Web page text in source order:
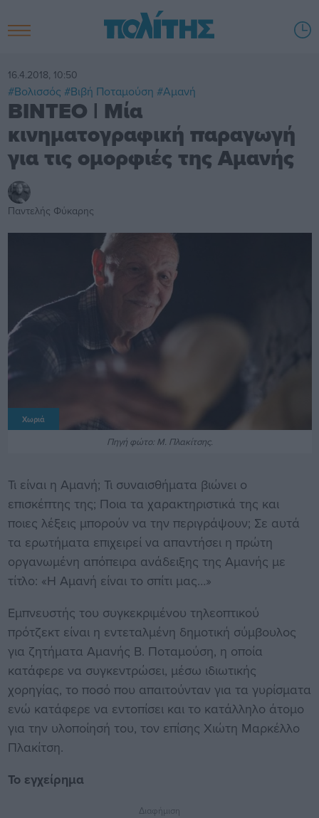
16.4.2018, 10:50
#Βολισσός #Βιβή Ποταμούση #Αμανή
ΒΙΝΤΕΟ | Μία
κινηματογραφική παραγωγή
για τις ομορφιές της Αμανής
Παντελής Φύκαρης
Χωριά
Πηγή φώτο: Μ. Πλακίτσης.
Τι είναι η Αμανή; Τι συναισθήματα βιώνει ο
επισκέπτης της; Ποια τα χαρακτηριστικά της και
ποιες λέξεις μπορούν να την περιγράψουν; Σε αυτά
τα ερωτήματα επιχειρεί να απαντήσει η πρώτη
οργανωμένη απόπειρα ανάδειξης της Αμανής με
τίτλο: «Η Αμανή είναι το σπίτι μας…»
Εμπνευστής του συγκεκριμένου τηλεοπτικού
πρότζεκτ είναι η εντεταλμένη δημοτική σύμβουλος
για ζητήματα Αμανής Β. Ποταμούση, η οποία
κατάφερε να συγκεντρώσει, μέσω ιδιωτικής
χορηγίας, το ποσό που απαιτούνταν για τα γυρίσματα
ενώ κατάφερε να εντοπίσει και το κατάλληλο άτομο
για την υλοποίησή του, τον επίσης Χιώτη Μαρκέλλο
Πλακίτση.
Το εγχείρημα
Διαφήμιση